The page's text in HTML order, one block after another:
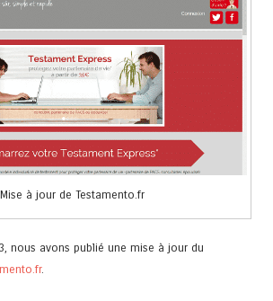
Mise à jour de Testamento.fr
nous avons publié une mise à jour du
.